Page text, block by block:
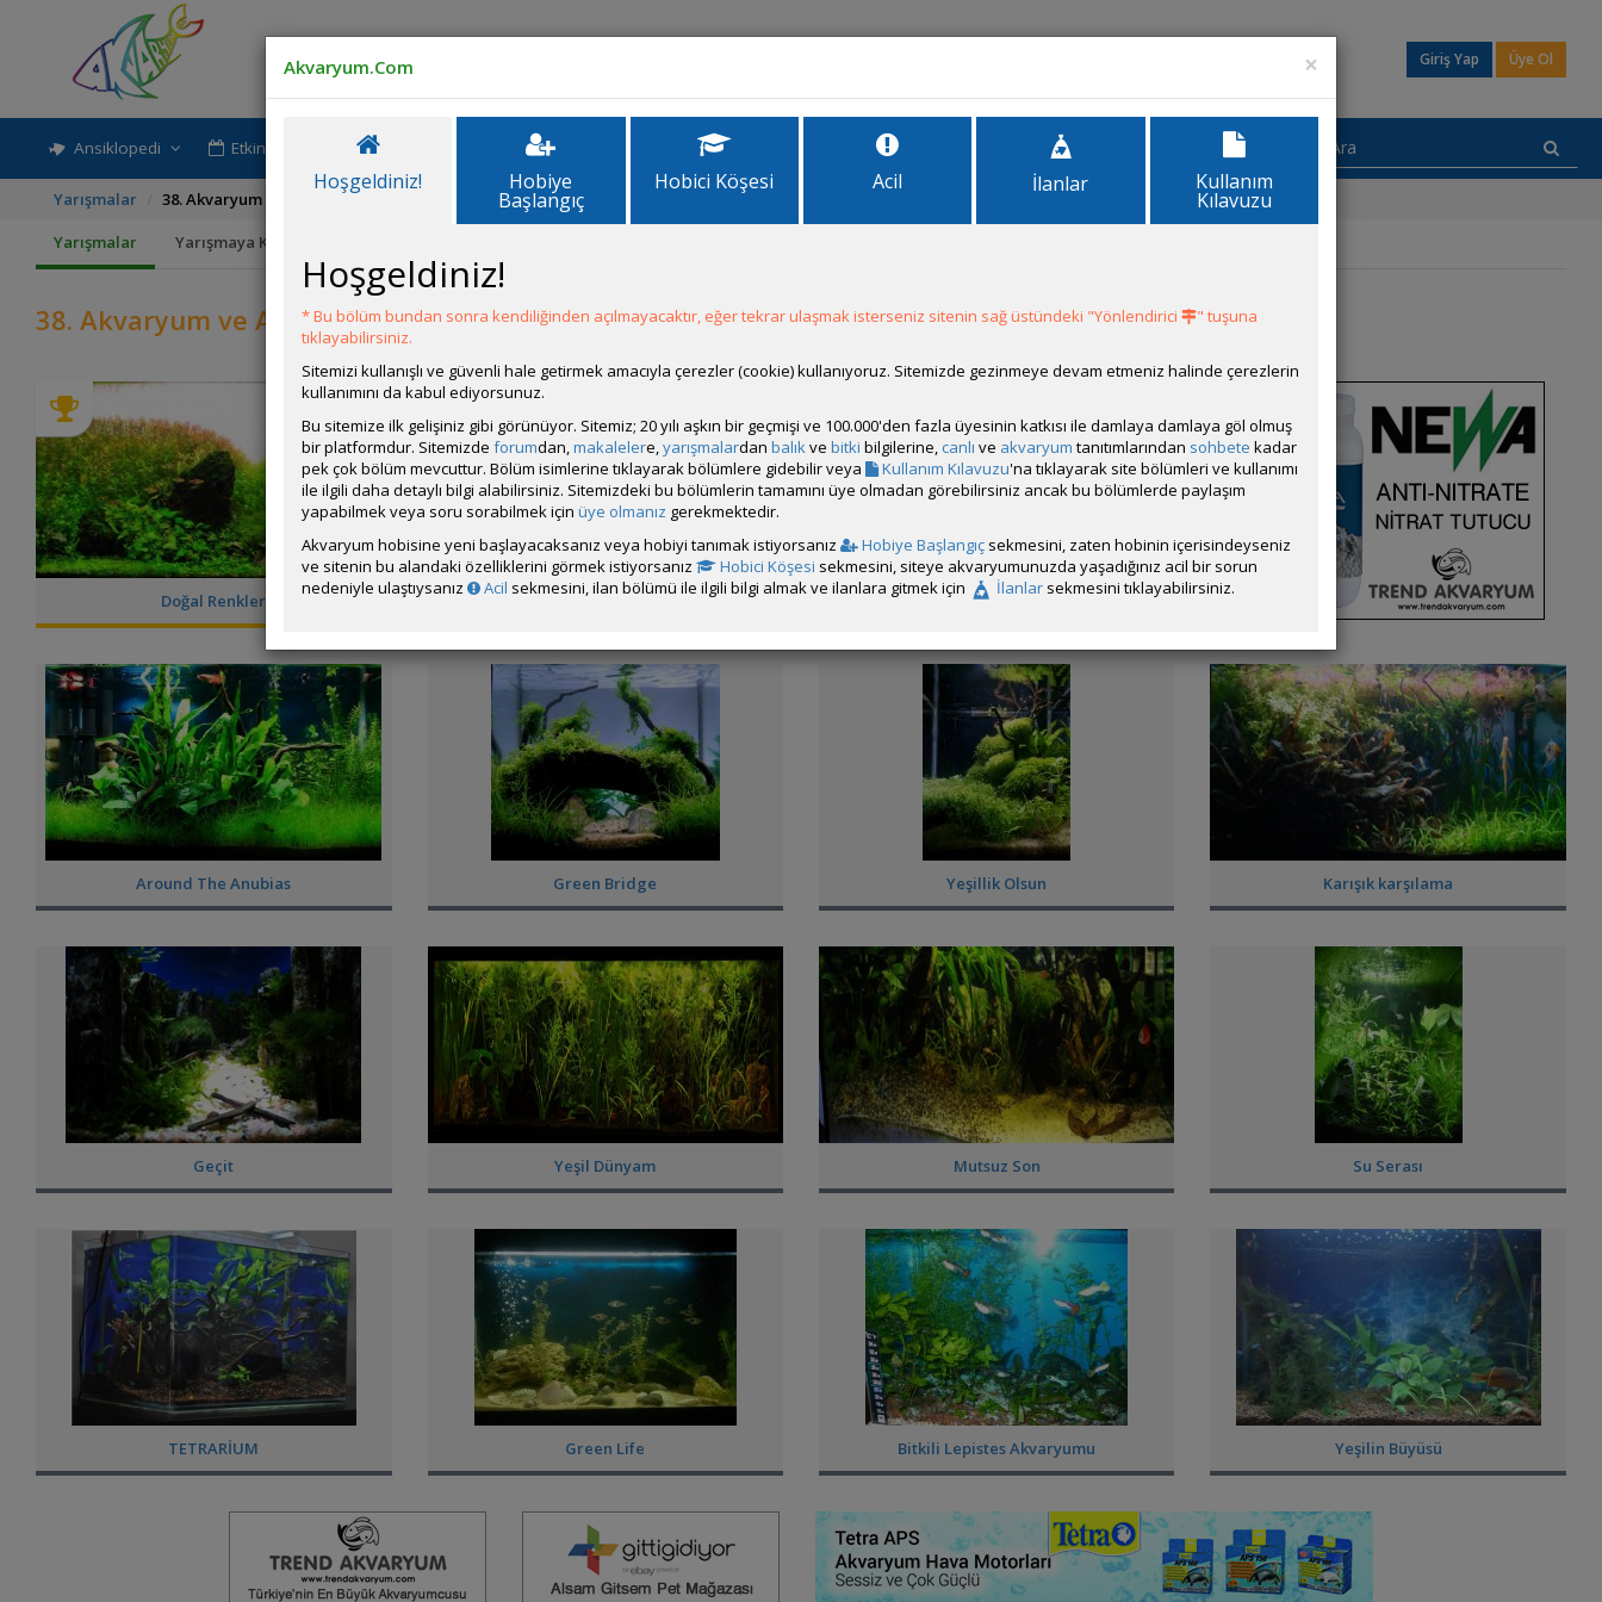
Giriş Yap Üye Ol
Ansiklopedi Etkinlik-Paylaşım İlanlar Forum
Yarışmalar
38. Akvaryum ve Akvaryum Canlısı Yarışması
Yarışmalar
Yarışmaya Katıl
38. Akvaryum ve Akvaryum Canlısı Yarışması
Doğal Renkler Angel Forest Green Hill
Around The Anubias Green Bridge Yeşillik Olsun Karışık karşılama
Geçit Yeşil Dünyam Mutsuz Son Su Serası
TETRARİUM Green Life Bitkili Lepistes Akvaryumu Yeşilin Büyüsü
×
Akvaryum.Com
Hoşgeldiniz! Hobiye
Başlangıç
Hobici Köşesi Acil İlanlar Kullanım
Kılavuzu
Hoşgeldiniz!
* Bu bölüm bundan sonra kendiliğinden açılmayacaktır, eğer tekrar ulaşmak isterseniz sitenin sağ üstündeki "Yönlendirici
" tuşuna
tıklayabilirsiniz.
Sitemizi kullanışlı ve güvenli hale getirmek amacıyla çerezler (cookie) kullanıyoruz. Sitemizde gezinmeye devam etmeniz halinde çerezlerin
kullanımını da kabul ediyorsunuz.
Bu sitemize ilk gelişiniz gibi görünüyor. Sitemiz; 20 yılı aşkın bir geçmişi ve 100.000'den fazla üyesinin katkısı ile damlaya damlaya göl olmuş
bir platformdur. Sitemizde forumdan,makalelere,yarışmalardan balıkve bitki bilgilerine, canlı ve akvaryum tanıtımlarından sohbete kadar
pek çok bölüm mevcuttur. Bölüm isimlerine tıklayarak bölümlere gidebilir veya
Kullanım Kılavuzu'na tıklayarak site bölümleri ve kullanımı
ile ilgili daha detaylı bilgi alabilirsiniz. Sitemizdeki bu bölümlerin tamamını üye olmadan görebilirsiniz ancak bu bölümlerde paylaşım
yapabilmek veya soru sorabilmek için üye olmanız gerekmektedir.
Akvaryum hobisine yeni başlayacaksanız veya hobiyi tanımak istiyorsanız
Hobiye Başlangıç sekmesini, zaten hobinin içerisindeyseniz
ve sitenin bu alandaki özelliklerini görmek istiyorsanız
Hobici Köşesi sekmesini, siteye akvaryumunuzda yaşadığınız acil bir sorun
nedeniyle ulaştıysanız
Acil sekmesini, ilan bölümü ile ilgili bilgi almak ve ilanlara gitmek için İlanlar sekmesini tıklayabilirsiniz.